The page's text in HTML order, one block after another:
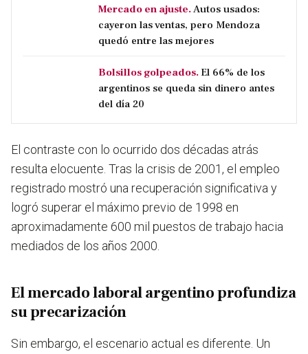
Mercado en ajuste.Autos usados:
cayeron las ventas, pero Mendoza
quedó entre las mejores
Bolsillos golpeados. El 66% de los
argentinos se queda sin dinero antes
del día 20
El contraste con lo ocurrido dos décadas atrás
resulta elocuente. Tras la crisis de 2001, el empleo
registrado mostró una recuperación significativa y
logró superar el máximo previo de 1998 en
aproximadamente 600 mil puestos de trabajo hacia
mediados de los años 2000.
El mercado laboral argentino profundiza
su precarización
Sin embargo, el escenario actual es diferente. Un